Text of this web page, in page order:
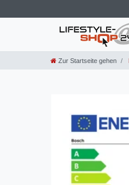
Zur Startseite gehen